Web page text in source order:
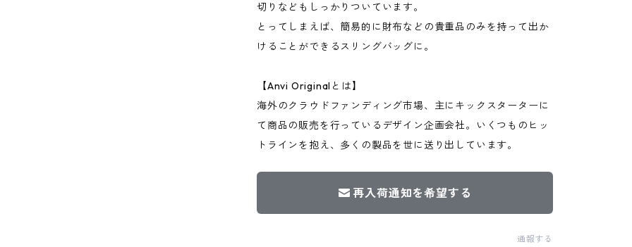
切りなどもしっかりついています。
とってしまえば、簡易的に財布などの貴重品のみを持って出か
けることができるスリングバッグに。
【Anvi Originalとは】
海外のクラウドファンディング市場、主にキックスターターに
て商品の販売を行っているデザイン企画会社。いくつものヒッ
トラインを抱え、多くの製品を世に送り出しています。
再入荷通知を希望する
通報する